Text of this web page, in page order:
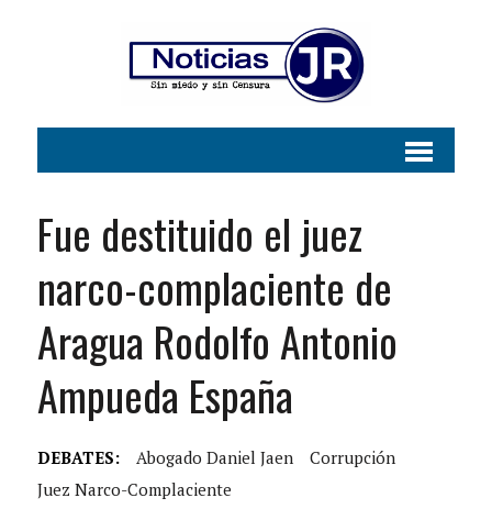
Fue destituido el juez
narco-complaciente de
Aragua Rodolfo Antonio
Ampueda España
DEBATES: Abogado Daniel Jaen
Corrupción
Juez Narco-Complaciente